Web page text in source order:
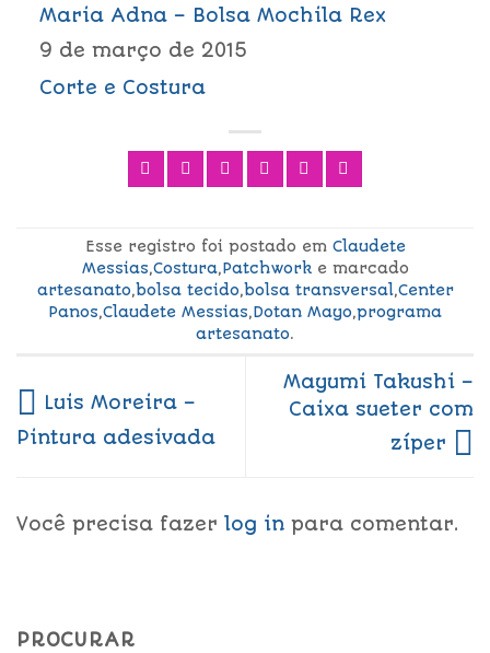
Maria Adna – Bolsa Mochila Rex
9 de março de 2015
Corte e Costura
Esse registro foi postado em Claudete
Messias,Costura,Patchworke marcado
artesanato,bolsa tecido,bolsa transversal,Center
Panos,Claudete Messias,Dotan Mayo,programa
artesanato.
Luis Moreira –
Pintura adesivada
Mayumi Takushi –
Caixa sueter com
zíper
Você precisa fazer log in para comentar.
PROCURAR